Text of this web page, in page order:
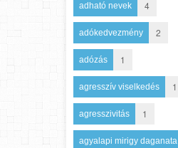
adható nevek 4
adókedvezmény 2
adózás 1
agresszív viselkedés 1
agresszivitás 1
agyalapi mirigy daganata